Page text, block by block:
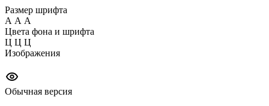
Размер шрифта
А А А
Цвета фона и шрифта
Ц Ц Ц
Изображения
Обычная версия